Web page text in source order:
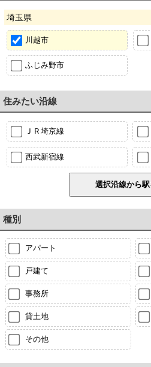
埼玉県
川越市
ふじみ野市
住みたい沿線
ＪＲ埼京線
西武新宿線
種別
アパート
戸建て
事務所
貸土地
その他